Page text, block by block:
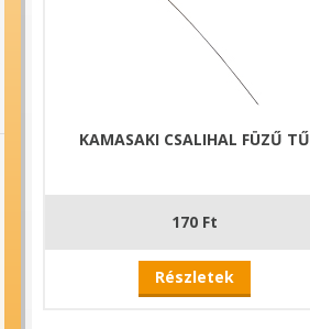
KAMASAKI CSALIHAL FÜZŰ TŰ
170 Ft
Részletek